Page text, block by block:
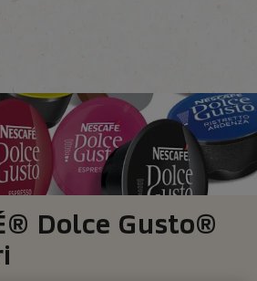
Dolce Gusto®